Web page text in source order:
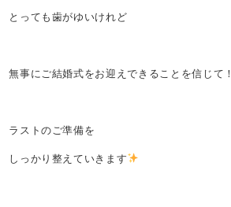
とっても歯がゆいけれど
無事にご結婚式をお迎えできることを信じて！
ラストのご準備を
しっかり整えていきます